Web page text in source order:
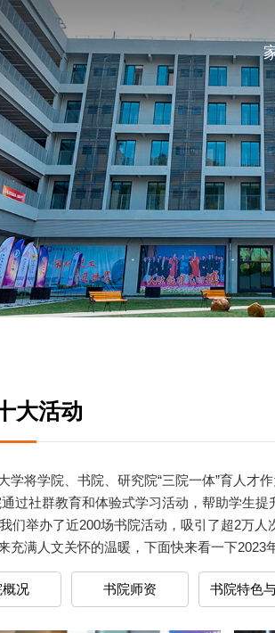
大活动
学将学院、书院、研究院“三院一体”育人才
通过社群教育和体验式学习活动，帮助学生提
们举办了近200场书院活动，吸引了超2万
充满人文关怀的温暖，下面快来看一下2023
况 书院师资 书院特色